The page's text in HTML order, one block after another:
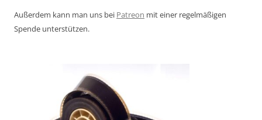
Außerdem kann man uns bei Patreon mit einer regelmäßigen
Spende unterstützen.